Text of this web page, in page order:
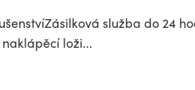
služba do 24
loži...